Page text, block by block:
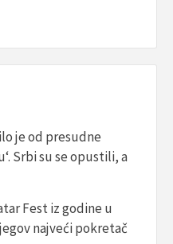
je od presudne
Srbi su se opustili, a
Fest iz godine u
najveći pokretač